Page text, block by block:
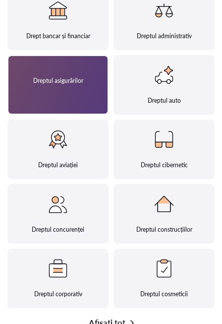
Drept bancar și financiar Dreptul administrativ
Dreptul asigurărilor
Dreptul auto
Dreptul aviației Dreptul cibernetic
Dreptul concurenței Dreptul construcțiilor
Dreptul corporativ Dreptul cosmeticii